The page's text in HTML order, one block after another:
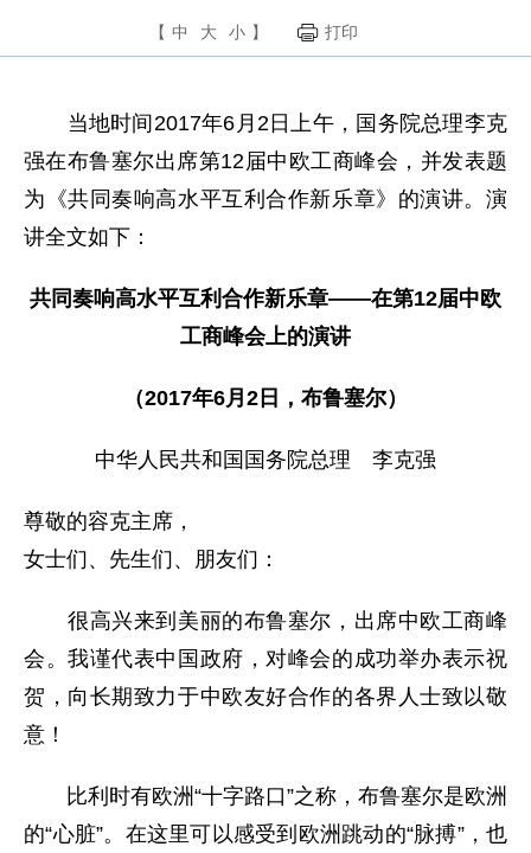
【 中 大 小 】 打印
当地时间2017年6月2日上午，国务院总理李克
强在布鲁塞尔出席第12届中欧工商峰会，并发表题
为《共同奏响高水平互利合作新乐章》的演讲。演
讲全文如下：
共同奏响高水平互利合作新乐章——在第12届中欧
工商峰会上的演讲
（2017年6月2日，布鲁塞尔）
中华人民共和国国务院总理 李克强
尊敬的容克主席，
女士们、先生们、朋友们：
很高兴来到美丽的布鲁塞尔，出席中欧工商峰
会。我谨代表中国政府，对峰会的成功举办表示祝
贺，向长期致力于中欧友好合作的各界人士致以敬
意！
比利时有欧洲“十字路口”之称，布鲁塞尔是欧洲
的“心脏”。在这里可以感受到欧洲跳动的“脉搏”，也